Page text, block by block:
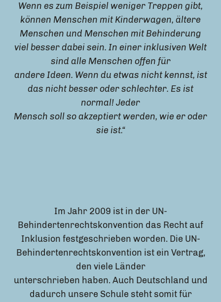
Wenn es zum Beispiel weniger Treppen gibt,
können Menschen mit Kinderwagen, ältere
Menschen und Menschen mit Behinderung
viel besser dabei sein. In einer inklusiven Welt
sind alle Menschen offen für
andere Ideen. Wenn du etwas nicht kennst, ist
das nicht besser oder schlechter. Es ist
normal! Jeder
Mensch soll so akzeptiert werden, wie er oder
sie ist.“
Im Jahr 2009 ist in der UN-
Behindertenrechtskonvention das Recht auf
Inklusion festgeschrieben worden. Die UN-
Behindertenrechtskonvention ist ein Vertrag,
den viele Länder
unterschrieben haben. Auch Deutschland und
dadurch unsere Schule steht somit für